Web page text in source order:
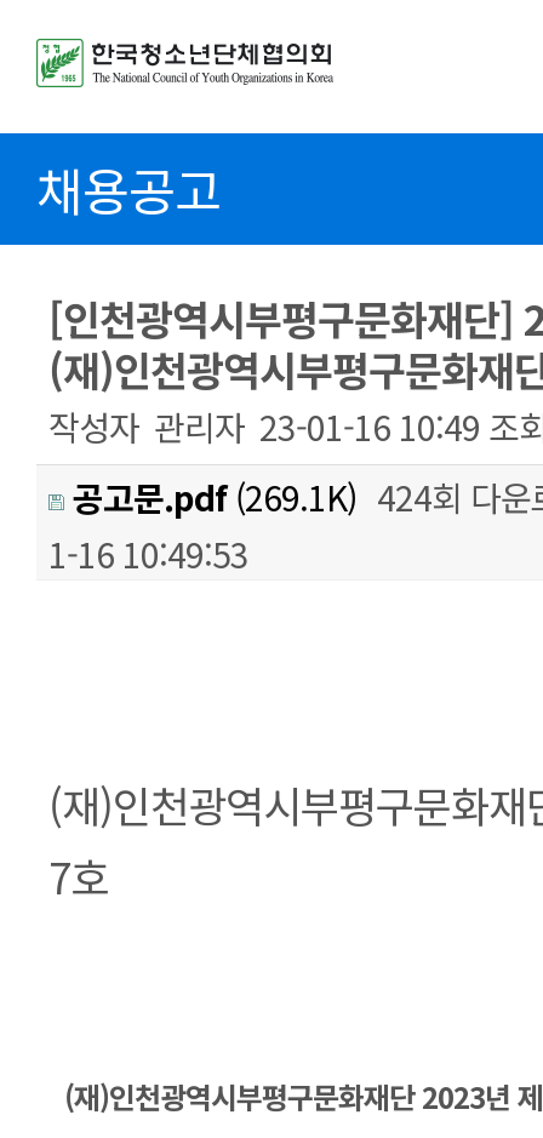
채용공고
[인천광역시부평구문화재단]
(재)인천광역시부평구문화재
작성자 관리자 23-01-16 10:49 조
공고문.pdf(269.1K) 424회 다운
1-16 10:49:53
(재)인천광역시부평구문화
7호
(재)인천광역시부평구문화재단 2023년